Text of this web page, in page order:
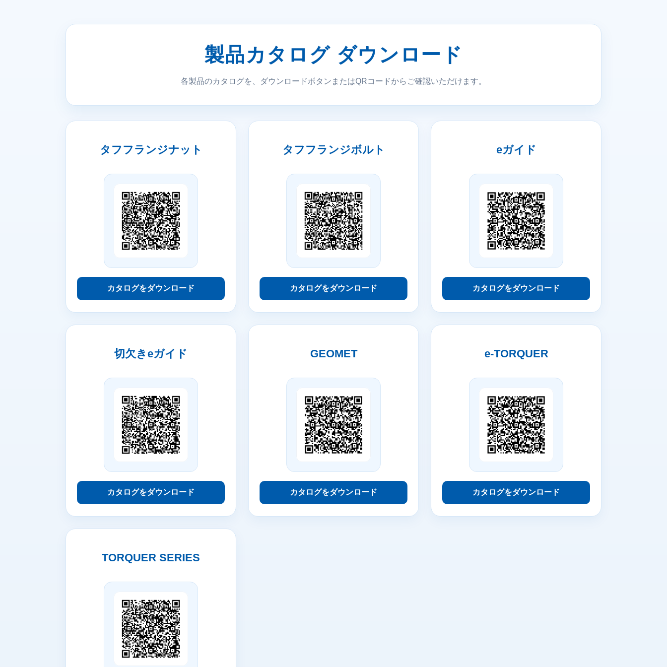
製品カタログ ダウンロード
各製品のカタログを、ダウンロードボタンまたはQRコードからご確認いただけます。
タフフランジナット
カタログをダウンロード
タフフランジボルト
カタログをダウンロード
eガイド
カタログをダウンロード
切欠きeガイド
カタログをダウンロード
GEOMET
カタログをダウンロード
e-TORQUER
カタログをダウンロード
TORQUER SERIES